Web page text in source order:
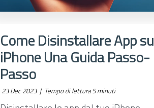
Come Disinstallare App su
iPhone Una Guida Passo-
Passo
23 Dec 2023 | Tempo di lettura 5 minuti